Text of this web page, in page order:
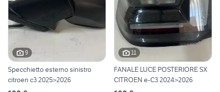
9
Specchietto esterno sinistro
citroen c3 2025>2026
11
FANALE LUCE POSTERIORE SX
CITROEN e-C3 2024>2026